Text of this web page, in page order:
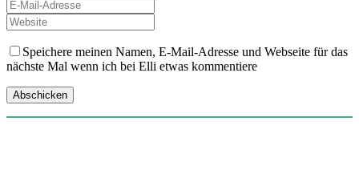
Speichere meinen Namen, E-Mail-Adresse und Webseite für das
nächste Mal wenn ich bei Elli etwas kommentiere